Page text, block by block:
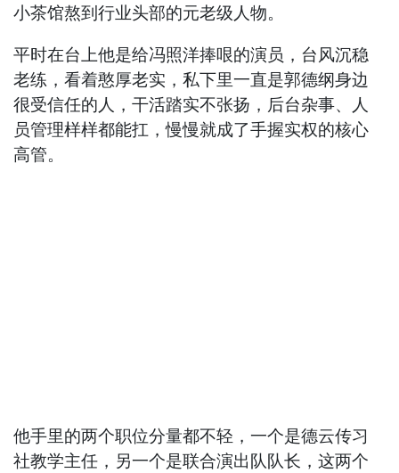
小茶馆熬到行业头部的元老级人物。
平时在台上他是给冯照洋捧哏的演员，台风沉稳
老练，看着憨厚老实，私下里一直是郭德纲身边
很受信任的人，干活踏实不张扬，后台杂事、人
员管理样样都能扛，慢慢就成了手握实权的核心
高管。
他手里的两个职位分量都不轻，一个是德云传习
社教学主任，另一个是联合演出队队长，这两个